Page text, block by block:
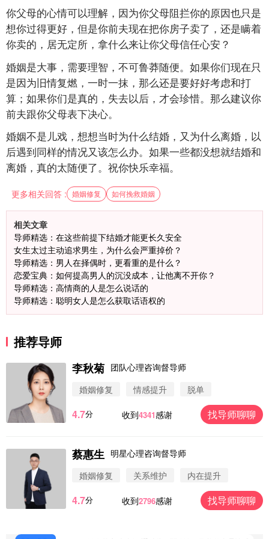
你父母的心情可以理解，因为你父母阻拦你的原因也只是
想你过得更好，但是你前夫现在把你房子卖了，还是瞒着
你卖的，居无定所，拿什么来让你父母信任心安？
婚姻是大事，需要理智，不可鲁莽随便。如果你们现在只
是因为旧情复燃，一时一抹，那么还是要好好考虑和打
算；如果你们是真的，失去以后，才会珍惜。那么建议你
前夫跟你父母表下决心。
婚姻不是儿戏，想想当时为什么结婚，又为什么离婚，以
后遇到同样的情况又该怎么办。如果一些都没想就结婚和
离婚，真的太随便了。祝你快乐幸福。
更多相关回答 : 婚姻修复 如何挽救婚姻
相关文章
导师精选：在这些前提下结婚才能更长久安全
女生太过主动追求男生，为什么会严重掉价？
导师精选：男人在择偶时，更看重的是什么？
恋爱宝典：如何提高男人的沉没成本，让他离不开你？
导师精选：高情商的人是怎么说话的
导师精选：聪明女人是怎么获取话语权的
推荐导师
李秋菊 团队心理咨询督导师
婚姻修复
情感提升 脱单
4.7分 收到4341感谢 找导师聊聊
蔡惠生 明星心理咨询督导师
婚姻修复
关系维护 内在提升
4.7分 收到2796感谢 找导师聊聊
微信用户 圆圈 通过此页面咨询，已获得专属情感方
案
微信用户 Vnno 通过此页面咨询，已获得专属情感方